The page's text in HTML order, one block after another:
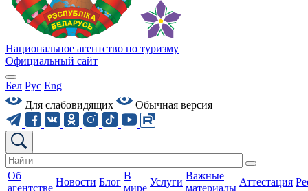
Национальное агентство по туризму
Официальный сайт
Бел Рус Eng
Для слабовидящих
Обычная версия
Об
агентстве
Новости Блог
В
мире
Услуги
Важные
материалы
Аттестация